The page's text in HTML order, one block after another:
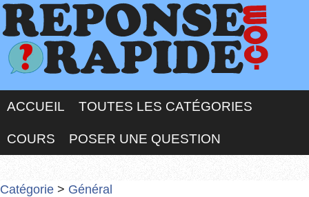
ACCUEIL TOUTES LES CATÉGORIES
COURS POSER UNE QUESTION
Catégorie > Général